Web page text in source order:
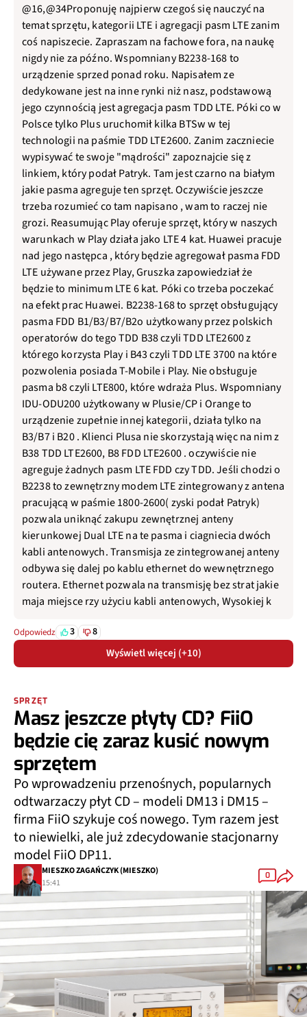
@16,@34Proponuję najpierw czegoś się nauczyć na
temat sprzętu, kategorii LTE i agregacji pasm LTE zanim
coś napiszecie. Zapraszam na fachowe fora, na naukę
nigdy nie za późno. Wspomniany B2238-168 to
urządzenie sprzed ponad roku. Napisałem ze
dedykowane jest na inne rynki niż nasz, podstawową
jego czynnością jest agregacja pasm TDD LTE. Póki co w
Polsce tylko Plus uruchomił kilka BTSw w tej
technologii na paśmie TDD LTE2600. Zanim zaczniecie
wypisywać te swoje "mądrości" zapoznajcie się z
linkiem, który podał Patryk. Tam jest czarno na białym
jakie pasma agreguje ten sprzęt. Oczywiście jeszcze
trzeba rozumieć co tam napisano , wam to raczej nie
grozi. Reasumując Play oferuje sprzęt, który w naszych
warunkach w Play działa jako LTE 4 kat. Huawei pracuje
nad jego następca , który będzie agregował pasma FDD
LTE używane przez Play, Gruszka zapowiedział że
będzie to minimum LTE 6 kat. Póki co trzeba poczekać
na efekt prac Huawei. B2238-168 to sprzęt obsługujący
pasma FDD B1/B3/B7/B2o użytkowany przez polskich
operatorów do tego TDD B38 czyli TDD LTE2600 z
którego korzysta Play i B43 czyli TDD LTE 3700 na które
pozwolenia posiada T-Mobile i Play. Nie obsługuje
pasma b8 czyli LTE800, które wdraża Plus. Wspomniany
IDU-ODU200 użytkowany w Plusie/CP i Orange to
urządzenie zupełnie innej kategorii, działa tylko na
B3/B7 i B20 . Klienci Plusa nie skorzystają więc na nim z
B38 TDD LTE2600, B8 FDD LTE2600 . oczywiście nie
agreguje żadnych pasm LTE FDD czy TDD. Jeśli chodzi o
B2238 to zewnętrzny modem LTE zintegrowany z antena
pracującą w paśmie 1800-2600( zyski podał Patryk)
pozwala uniknąć zakupu zewnętrznej anteny
kierunkowej Dual LTE na te pasma i ciagniecia dwóch
kabli antenowych. Transmisja ze zintegrowanej anteny
odbywa się dalej po kablu ethernet do wewnętrznego
routera. Ethernet pozwala na transmisję bez strat jakie
maja miejsce rzy użyciu kabli antenowych, Wysokiej k
Odpowiedz 3 8
Wyświetl więcej (+10)
SPRZĘT
Masz jeszcze płyty CD? FiiO
będzie cię zaraz kusić nowym
sprzętem
Po wprowadzeniu przenośnych, popularnych
odtwarzaczy płyt CD – modeli DM13 i DM15 –
firma FiiO szykuje coś nowego. Tym razem jest
to niewielki, ale już zdecydowanie stacjonarny
model FiiO DP11.
MIESZKO ZAGAŃCZYK (MIESZKO)
15:41
0